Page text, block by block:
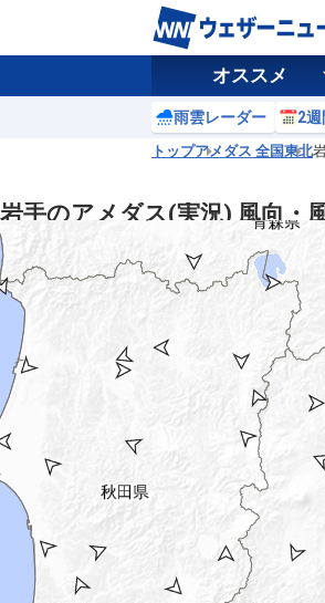
オススメ
雨雲レーダー 2
トップアメダス 全国東北
岩手のアメダス(実況) 風向・